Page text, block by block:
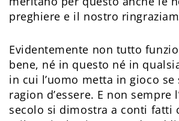
preghiere e il nostro
Evidentemente non tutto
bene, né in questo né in
in cui l’uomo metta in gioco se
ragion d’essere. E non sempre
secolo si dimostra a conti fatti